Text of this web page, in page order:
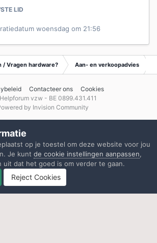
LID
woensdag om 21:56
/ Vragen hardware? Aan- en verkoopadvies
Contacteer ons
Cookies
vzw - BE 0899.431.411
by Invision Community
op je toestel om deze website voor jou
Je kunt de cookie instellingen aanpassen,
uit dat het goed is om verder te gaan.
Reject Cookies